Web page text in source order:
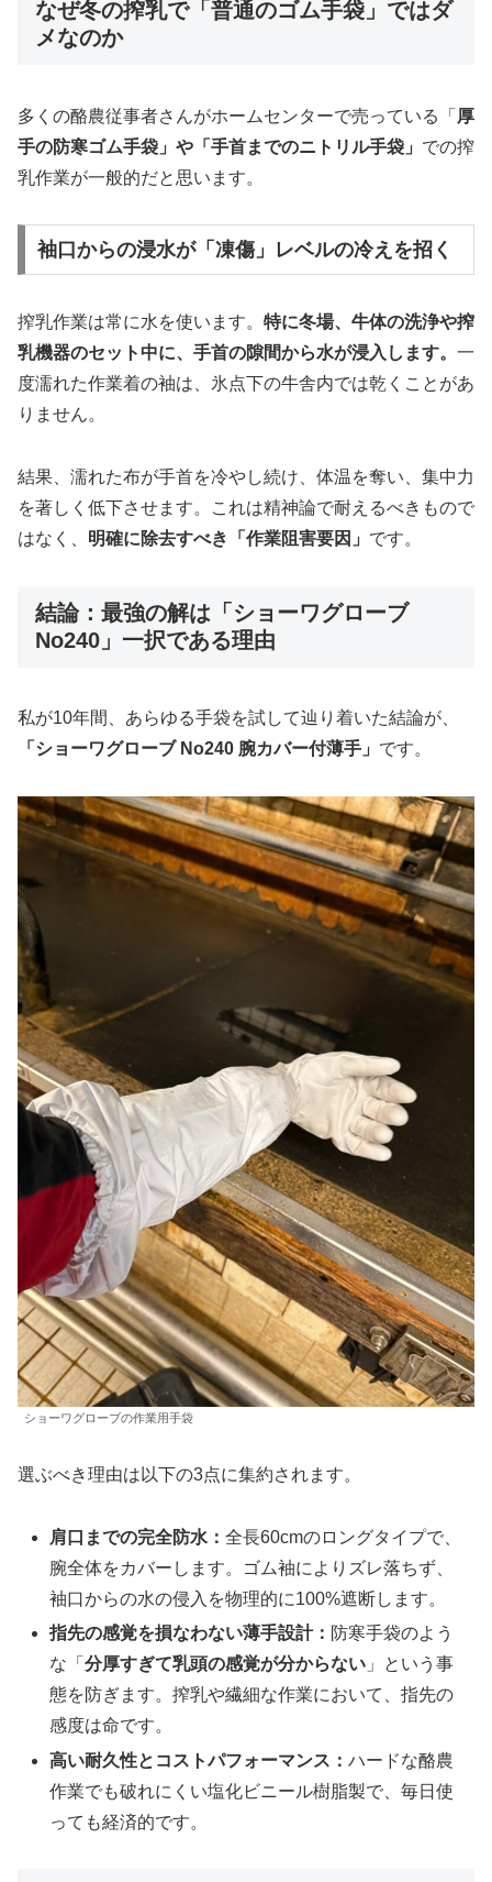
なぜ冬の搾乳で「普通のゴム手袋」ではダ
メなのか
多くの酪農従事者さんがホームセンターで売っている「 厚
手の防寒ゴム手袋」や「手首までのニトリル手袋」 での搾
乳作業が一般的だと思います。
袖口からの浸水が「凍傷」レベルの冷えを招く
搾乳作業は常に水を使います。 特に冬場、牛体の洗浄や搾
乳機器のセット中に、手首の隙間から水が浸入します。 一
度濡れた作業着の袖は、氷点下の牛舎内では乾くことがあ
りません。
結果、濡れた布が手首を冷やし続け、体温を奪い、集中力
を著しく低下させます。これは精神論で耐えるべきもので
はなく、 明確に除去すべき「作業阻害要因」 です。
結論：最強の解は「ショーワグローブ
No240」一択である理由
私が10年間、あらゆる手袋を試して辿り着いた結論が、
「ショーワグローブ No240 腕カバー付薄手」 です。
ショーワグローブの作業用手袋
選ぶべき理由は以下の3点に集約されます。
肩口までの完全防水：全長60cmのロングタイプで、
腕全体をカバーします。ゴム袖によりズレ落ちず、
袖口からの水の侵入を物理的に100%遮断します。
指先の感覚を損なわない薄手設計： 防寒手袋のよう
な「分厚すぎて乳頭の感覚が分からない 」という事
態を防ぎます。搾乳や繊細な作業において、指先の
感度は命です。
高い耐久性とコストパフォーマンス：ハードな酪農
作業でも破れにくい塩化ビニール樹脂製で、毎日使
っても経済的です。